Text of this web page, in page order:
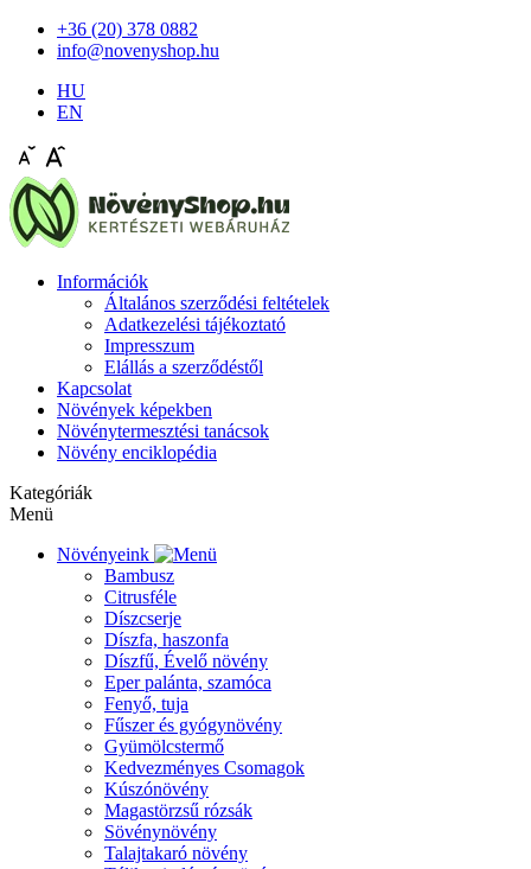
+36 (20) 378 0882
info@novenyshop.hu
HU
EN
Információk
Általános szerződési feltételek
Adatkezelési tájékoztató
Impresszum
Elállás a szerződéstől
Kapcsolat
Növények képekben
Növénytermesztési tanácsok
Növény enciklopédia
Kategóriák
Menü
Növényeink
Bambusz
Citrusféle
Díszcserje
Díszfa, haszonfa
Díszfű, Évelő növény
Eper palánta, szamóca
Fenyő, tuja
Fűszer és gyógynövény
Gyümölcstermő
Kedvezményes Csomagok
Kúszónövény
Magastörzsű rózsák
Sövénynövény
Talajtakaró növény